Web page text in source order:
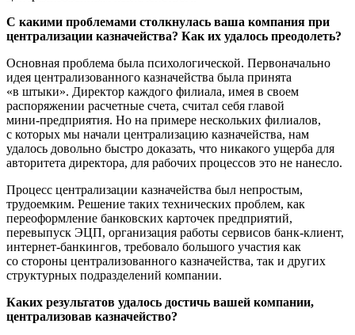
С какими проблемами столкнулась ваша компания при
централизации казначейства? Как их удалось преодолеть?
Основная проблема была психологической. Первоначально
идея централизованного казначейства была принята
«в штыки». Директор каждого филиала, имея в своем
распоряжении расчетные счета, считал себя главой
мини-предприятия. Но на примере нескольких филиалов,
с которых мы начали централизацию казначейства, нам
удалось довольно быстро доказать, что никакого ущерба для
авторитета директора, для рабочих процессов это не нанесло.
Процесс централизации казначейства был непростым,
трудоемким. Решение таких технических проблем, как
переоформление банковских карточек предприятий,
перевыпуск ЭЦП, организация работы сервисов банк-клиент,
интернет-банкингов, требовало большого участия как
со стороны централизованного казначейства, так и других
структурных подразделений компании.
Каких результатов удалось достичь вашей компании,
централизовав казначейство?